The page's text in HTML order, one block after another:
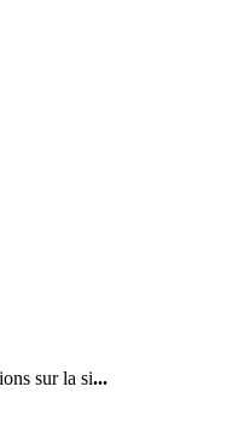
sur la si...